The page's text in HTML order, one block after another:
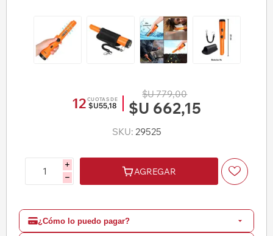
12 CUOTAS DE
$U55,18
$U 779,00
$U 662,15
SKU: 29525
i
h
AGREGAR
¿Cómo lo puedo pagar?